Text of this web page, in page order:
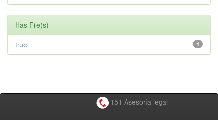
Has File(s)
1
true
151 Asesoría legal